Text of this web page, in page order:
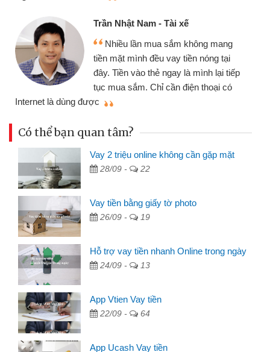
Nam - Tài xế
lần mua sắm không mang
mình đều vay tiền nóng tại
vào thẻ ngay là mình lại tiếp
sắm. Chỉ cần điện thoại có
nhiều lúc
đến website
đã giải
Có thể bạn quan tâm?
Vay 2 triệu online không cần gặp mặt
28/09 - 22
Vay tiền bằng giấy tờ photo
26/09 - 19
Hỗ trợ vay tiền nhanh Online trong ngày
24/09 - 13
App Vtien Vay tiền
22/09 - 64
App Ucash Vay tiền